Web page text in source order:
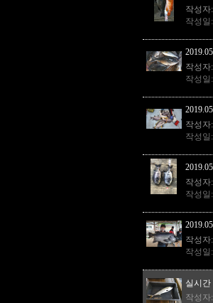
작성
작성
작성
작성
작성
작성
작성
작성
작성
작성
실시간
작성